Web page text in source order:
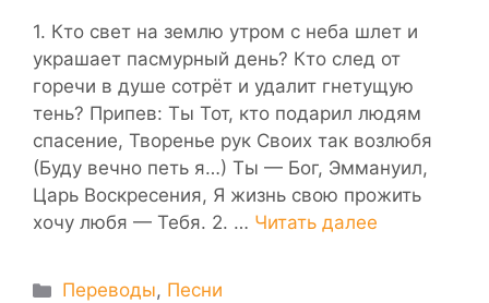
1. Кто свет на землю утром с неба шлет и
украшает пасмурный день? Кто след от
горечи в душе сотрёт и удалит гнетущую
тень? Припев: Ты Тот, кто подарил людям
спасение, Творенье рук Своих так возлюбя
(Буду вечно петь я…) Ты — Бог, Эммануил,
Царь Воскресения, Я жизнь свою прожить
хочу любя — Тебя. 2. … Читать далее
Рубрики
Переводы, Песни